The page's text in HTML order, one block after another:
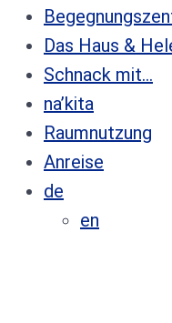
Das Haus &
Schnack mit…
na’kita
Raumnutzung
Anreise
de
en